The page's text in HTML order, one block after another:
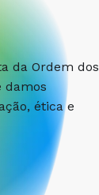
da Ordem dos
damos
ética e